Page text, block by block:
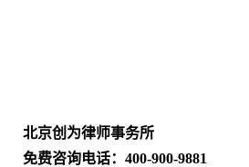
北京创为律师事务所
免费咨询电话： 400-900-9881